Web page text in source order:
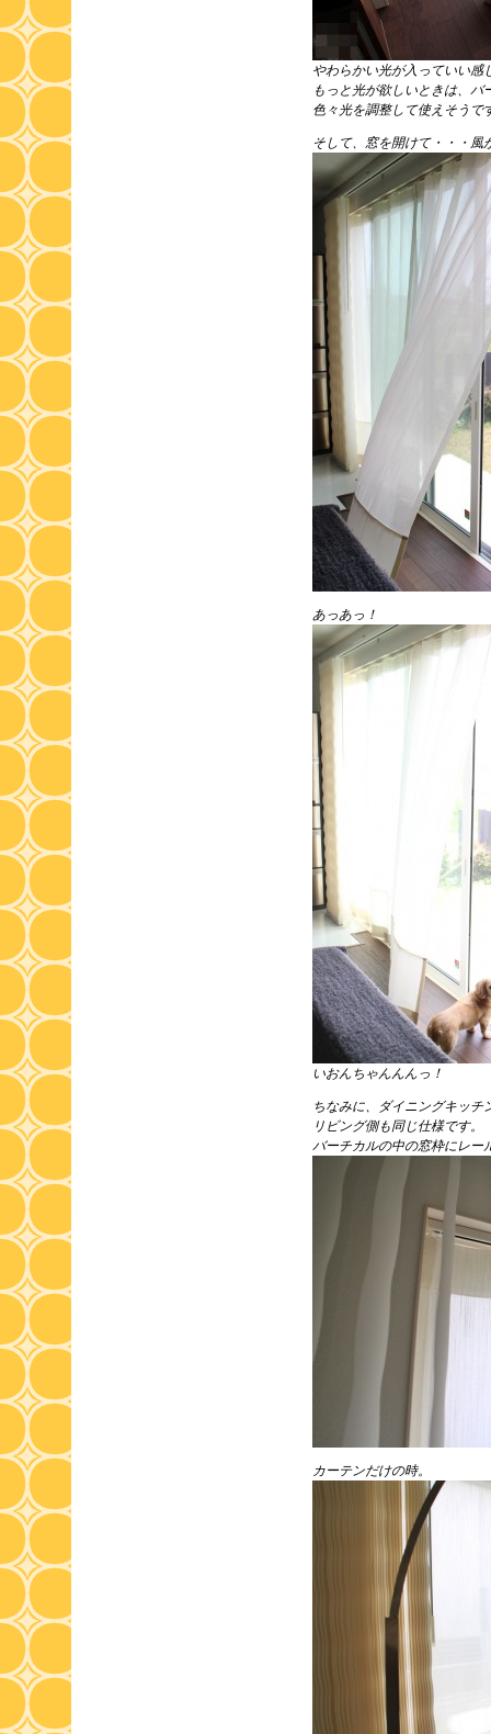
やわらかい光が入っていい感
もっと光が欲しいときは、
色々光を調整して使えそうで
そして、窓を開けて・・・風
あっあっ！
いおんちゃんんんっ！
ちなみに、ダイニングキッチ
リビング側も同じ仕様です。
バーチカルの中の窓枠にレー
カーテンだけの時。